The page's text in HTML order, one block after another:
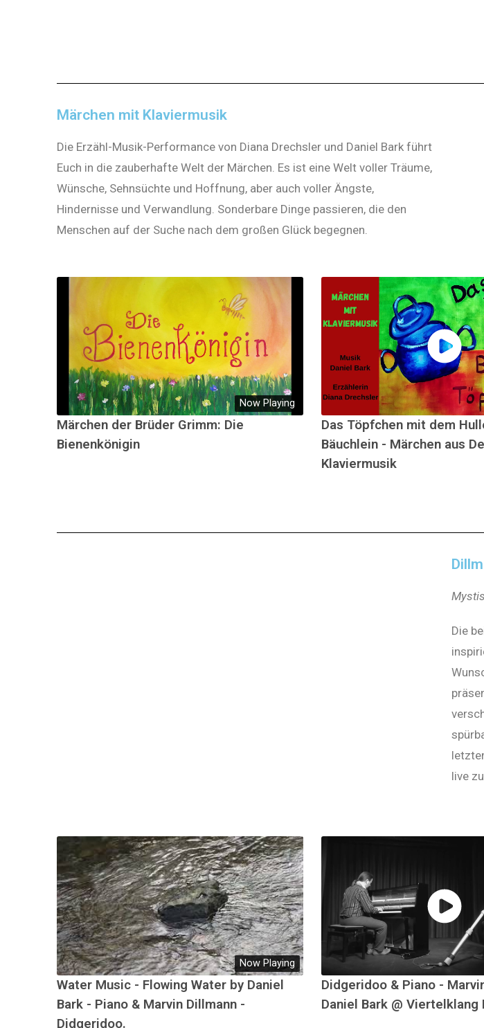
Märchen mit Klaviermusik
Die Erzähl-Musik-Performance von Diana Drechsler und Daniel Bark führt
Euch in die zauberhafte Welt der Märchen. Es ist eine Welt voller Träume,
Wünsche, Sehnsüchte und Hoffnung, aber auch voller Ängste,
Hindernisse und Verwandlung. Sonderbare Dinge passieren, die den
Menschen auf der Suche nach dem großen Glück begegnen.
Now Playing
Märchen der Brüder Grimm: Die
Bienenkönigin
Das Töpfchen mit dem
Bäuchlein - Märchen aus
Klaviermusik
Die
live
Now Playing
Water Music - Flowing Water by Daniel
Bark - Piano & Marvin Dillmann -
Didgeridoo.
Didgeridoo & Piano -
Daniel Bark @ Viertelklang